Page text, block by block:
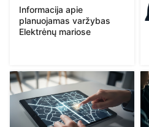
Informacija apie
planuojamas varžybas
Elektrėnų mariose